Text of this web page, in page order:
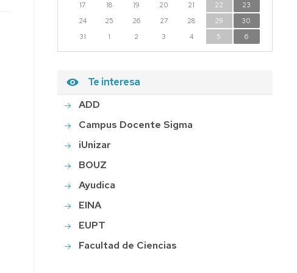
17
18 19 20 21 22
23
24
25 26 27 28 29
30
31
1 2 3 4 5 6
Te interesa
ADD
Campus Docente Sigma
iUnizar
BOUZ
Ayudica
EINA
EUPT
Facultad de Ciencias